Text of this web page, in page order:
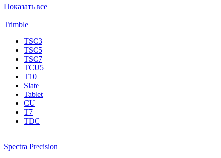
Показать все
Trimble
TSC3
TSC5
TSC7
TCU5
T10
Slate
Tablet
CU
T7
TDC
Spectra Precision